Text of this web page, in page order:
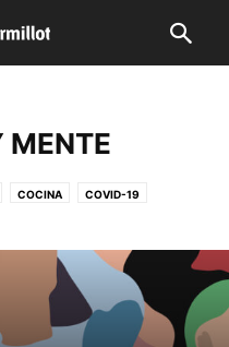
MENTE
COCINA COVID-19
INDUSTRIA INNOVACIÓN
MUNDO CORMILLOT
NUTROPEDIA PLAN SEMANAL
SIN CATEGORÍA VIDEO